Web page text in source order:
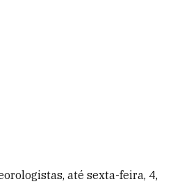
até sexta-feira, 4,